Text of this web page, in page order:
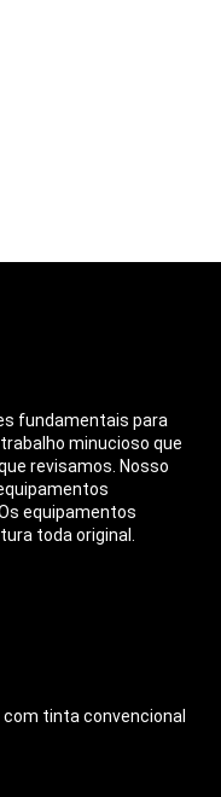
fundamentais para
minucioso que
revisamos. Nosso
equipamentos
toda original.
tinta convencional